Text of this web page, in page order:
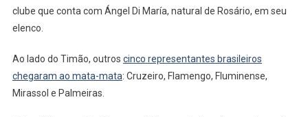
Libertadores
clube que conta com Ángel Di María, natural de Rosário, em seu
elenco.
Ao lado do Timão, outros cinco representantes brasileiros
chegaram ao mata-mata: Cruzeiro, Flamengo, Fluminense,
Mirassol e Palmeiras.